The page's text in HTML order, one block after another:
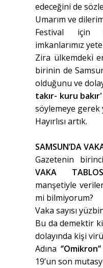
edeceğini de
Umarım ve
Festival için
imkanlarımız
Zira ülkemdeki
birinin de
olduğunu ve
takır- kuru bakır'
söylemeye gerek
Hayırlısı artık.
SAMSUN’DA
Gazetenin
VAKA
manşetiyle
mi bilmiyorum?
Vaka sayısı
Bu da demektir
dolayında kişi
Adına ‘’Omikron’’
19’un son